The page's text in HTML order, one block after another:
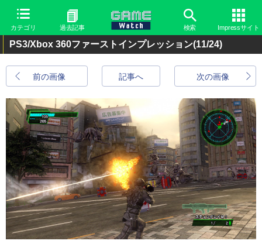
カテゴリ 過去記事 検索 Impressサイト
PS3/Xbox 360ファーストインプレッション(11/24)
前の画像 次の画像
記事へ